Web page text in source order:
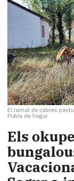
El ramat de cabres
Pobla de Segur
Els